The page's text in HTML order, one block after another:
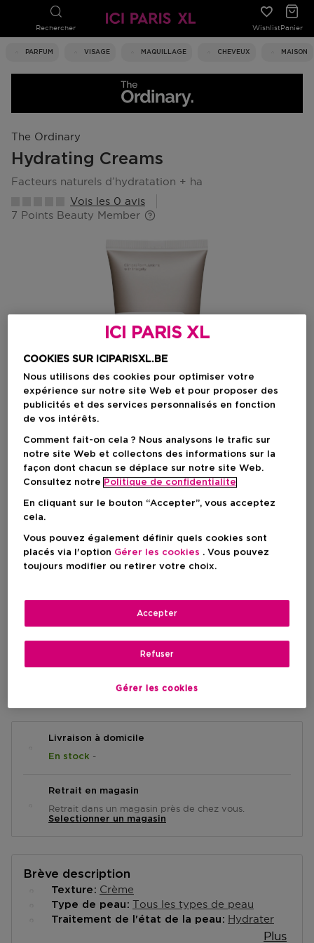
Rechercher WishlistPanier
PARFUM VISAGE MAQUILLAGE CHEVEUX MAISON
The Ordinary
Hydrating Creams
facteurs naturels d’hydratation + ha
Vois les 0 avis
7 Points Beauty Member
30 ML En stock
7,50 € 13,80 €
7,50 €
AJOUTER AU PANIER
Livraison à domicile
En stock -
Retrait en magasin
Retrait dans un magasin près de chez vous.
Selectionner un magasin
Brève description
Texture Crème
Type de peau Tous les types de peau
Traitement de l'état de la peau Hydrater
Plus
ICI PARIS XL
COOKIES SUR ICIPARISXL.BE
Nous utilisons des cookies pour optimiser votre
expérience sur notre site Web et pour proposer des
publicités et des services personnalisés en fonction
de vos intérêts.
Comment fait-on cela ? Nous analysons le trafic sur
notre site Web et collectons des informations sur la
façon dont chacun se déplace sur notre site Web.
Consultez notre Politique de confidentialite
En cliquant sur le bouton “Accepter”, vous acceptez
cela.
Vous pouvez également définir quels cookies sont
placés via l'option Gérer les cookies . Vous pouvez
toujours modifier ou retirer votre choix.
Gérer les cookies
Refuser
Accepter